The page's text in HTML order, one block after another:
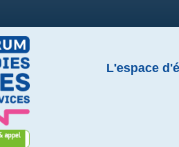
L'espace